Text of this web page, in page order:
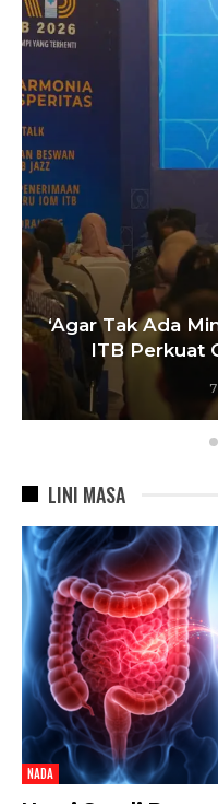
‘Agar Tak Ada
ITB Perkuat
7
LINI MASA
NADA